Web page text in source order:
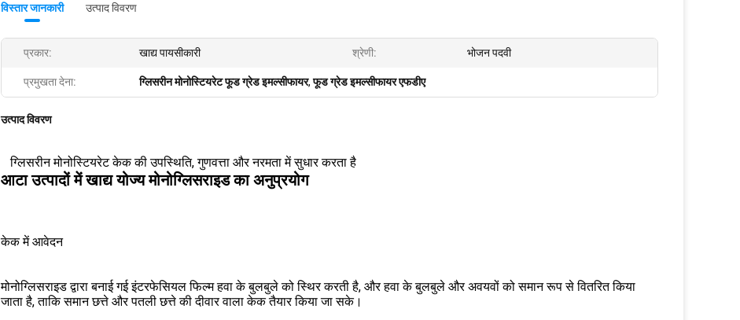
विस्तार जानकारी उत्पाद विवरण
प्रकार: खाद्य पायसीकारी श्रेणी: भोजन पदवी
प्रमुखता देना: ग्लिसरीन मोनोस्टियरेट फूड ग्रेड इमल्सीफायर,फूड ग्रेड इमल्सीफायर एफडीए
उत्पाद विवरण
ग्लिसरीन मोनोस्टियरेट केक की उपस्थिति, गुणवत्ता और नरमता में सुधार करता है
आटा उत्पादों में खाद्य योज्य मोनोग्लिसराइड का अनुप्रयोग
केक में आवेदन
मोनोग्लिसराइड द्वारा बनाई गई इंटरफेसियल फिल्म हवा के बुलबुले को स्थिर करती है, और हवा के बुलबुले और अवयवों को समान रूप से वितरित किया
जाता है, ताकि समान छत्ते और पतली छत्ते की दीवार वाला केक तैयार किया जा सके।